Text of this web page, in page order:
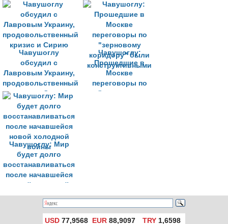
ситуации вокруг
Украины
зерна из
украинских портов
Чавушоглу
обсудил с
Лавровым Украину,
продовольственный
кризис и Сирию
Чавушоглу:
Прошедшие в
Москве
переговоры по
"зерновому
Чавушоглу: Мир
будет долго
восстанавливаться
после начавшейся
новой холодной
войны
USD 77,9568 EUR 88,9097 TRY1,6598